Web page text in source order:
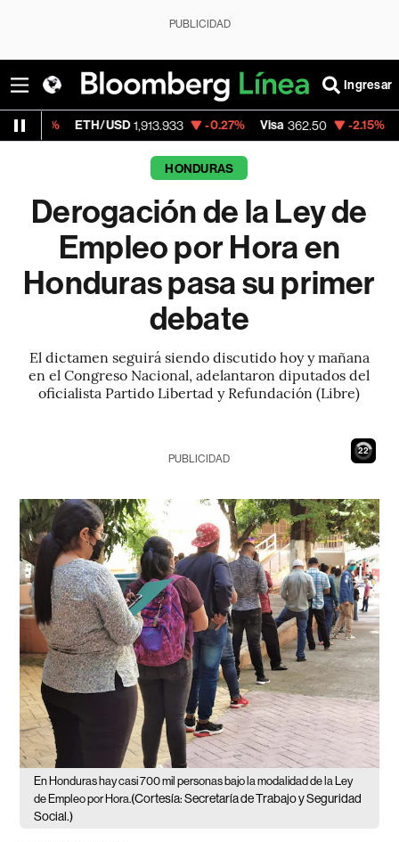
PUBLICIDAD
Ingresar
USD 1,913.933 -0.27% Visa 362.50 -2.15%
HONDURAS
Derogación de la Ley de
Empleo por Hora en
Honduras pasa su primer
debate
El dictamen seguirá siendo discutido hoy y mañana
en el Congreso Nacional, adelantaron diputados del
oficialista Partido Libertad y Refundación (Libre)
21
PUBLICIDAD
En Honduras hay casi 700 mil personas bajo la modalidad de la Ley
de Empleo por Hora.(Cortesía: Secretaría de Trabajo y Seguridad
Social.)